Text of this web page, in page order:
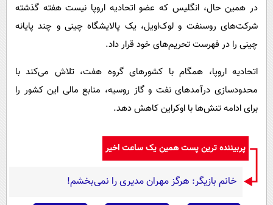
در همین حال، انگلیس که عضو اتحادیه اروپا نیست هفته گذشته
شرکت‌های روسنفت و لوک‌اویل، یک پالایشگاه چینی و چند پایانه
چینی را در فهرست تحریم‌های خود قرار داد.
اتحادیه اروپا، همگام با کشورهای گروه هفت، تلاش می‌کند با
محدودسازی درآمدهای نفت و گاز روسیه، منابع مالی این کشور را
برای ادامه تنش‌ها با اوکراین کاهش دهد.
پربیننده ترین پست همین یک ساعت اخیر
خانم بازیگر: هرگز مهران مدیری را نمی‌بخشم!